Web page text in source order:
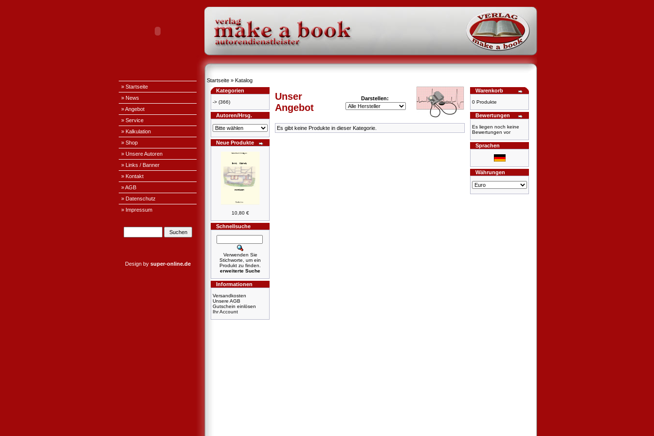
» Startseite
» News
» Angebot
» Service
» Kalkulation
» Shop
» Unsere Autoren
» Links / Banner
» Kontakt
» AGB
» Datenschutz
» Impressum
Design by super-online.de
Startseite » Katalog
Kategorien
-> (366)
Autoren/Hrsg.
Neue Produkte
10,80 €
Schnellsuche
Verwenden Sie
Stichworte, um ein
Produkt zu finden.
erweiterte Suche
Informationen
Versandkosten
Unsere AGB
Gutschein einlösen
Ihr Account
Unser
Angebot
Darstellen:
Es gibt keine Produkte in dieser Kategorie.
Warenkorb
0 Produkte
Bewertungen
Es liegen noch keine
Bewertungen vor
Sprachen
Währungen